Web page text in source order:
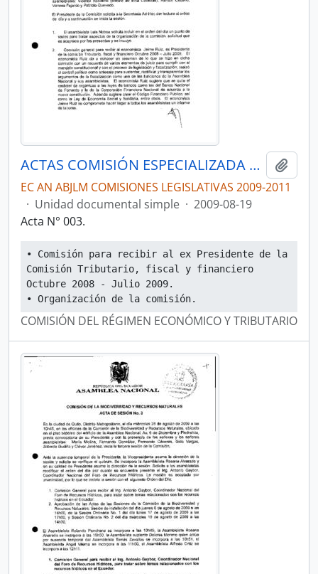
ACTAS COMISIÓN ESPECIALIZADA PERMANENTE DEL RÉGIMEN ECONÓMICO Y TRIBUTARIO Y SU REGULACIÓN Y CONTROL
EC AN ABJLM COMISIONES LEGISLATIVAS 2009-2011
· Unidad documental simple · 2009-08-19
Acta N° 003.
• Comisión para recibir al ex Presidente de la
Comisión Tributario, fiscal y financiero
Octubre 2008 - Julio 2009.
• Organización de la comisión.
COMISIÓN DEL RÉGIMEN ECONÓMICO Y TRIBUTARIO